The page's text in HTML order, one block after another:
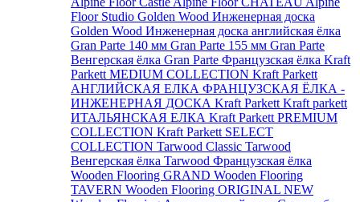
Floor Studio Golden Wood Инженерная доска
Golden Wood Инженерная доска английская ёлка
Gran Parte 140 мм Gran Parte 155 мм Gran Parte
Венгерская ёлка Gran Parte Французская ёлка Kraft
Parkett MEDIUM COLLECTION Kraft Parkett
АНГЛИЙСКАЯ ЕЛКА ФРАНЦУЗСКАЯ ЁЛКА -
ИНЖЕНЕРНАЯ ДОСКА Kraft Parkett Kraft parkett
ИТАЛЬЯНСКАЯ ЕЛКА Kraft Parkett PREMIUM
COLLECTION Kraft Parkett SELECT
COLLECTION Tarwood Classic Tarwood
Венгерская ёлка Tarwood Французская ёлка
Wooden Flooring GRAND Wooden Flooring
TAVERN Wooden Flooring ORIGINAL NEW